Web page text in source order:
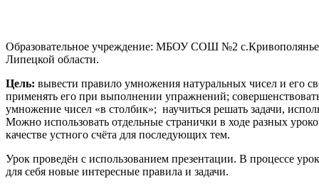
Образовательное учреждение: МБОУ СОШ №2 с.Кривополянье
Липецкой области.
Цель: вывести правило умножения натуральных чисел и его
применять его при выполнении упражнений;
умножение чисел «в столбик»; научиться решать задачи,
Можно использовать отдельные странички в ходе разных
качестве устного счёта для последующих тем.
Урок проведён с использованием презентации. В процессе
для себя новые интересные правила и задачи.